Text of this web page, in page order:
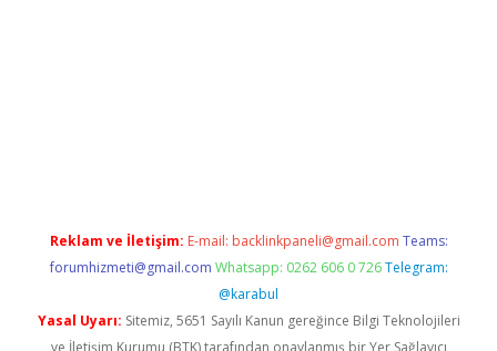
Reklam ve İletişim: E-mail: backlinkpaneli@gmail.com Teams:
forumhizmeti@gmail.com Whatsapp: 0262 606 0 726 Telegram:
@karabul
Yasal Uyarı: Sitemiz, 5651 Sayılı Kanun gereğince Bilgi Teknolojileri
ve İletişim Kurumu (BTK) tarafından onaylanmış bir Yer Sağlayıcı